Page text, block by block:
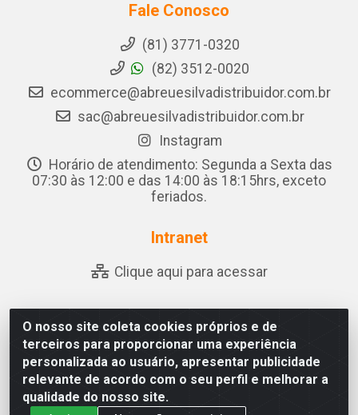
O nosso site coleta cookies próprios e de
terceiros para proporcionar uma experiência
personalizada ao usuário, apresentar publicidade
relevante de acordo com o seu perfil e melhorar a
qualidade do nosso site.
Fale Conosco
(81) 3771-0320
(82) 3512-0020
ecommerce@abreuesilvadistribuidor.com.br
sac@abreuesilvadistribuidor.com.br
Instagram
Horário de atendimento: Segunda a Sexta das
07:30 às 12:00 e das 14:00 às 18:15hrs, exceto
feriados.
Intranet
Clique aqui para acessar
Abreu & Silva - Rua Padre Jose de Souza Leite, 265 - Ariado,
Olho D'Água das Flores/AL - CEP 57.442-000 - CNPJ
04.790.656/0001-06